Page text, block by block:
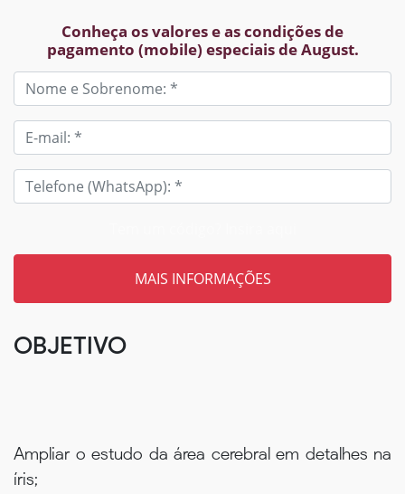
Conheça os valores e as condições de
pagamento (mobile) especiais de August.
OBJETIVO
Ampliar o estudo da área cerebral em detalhes na
íris;